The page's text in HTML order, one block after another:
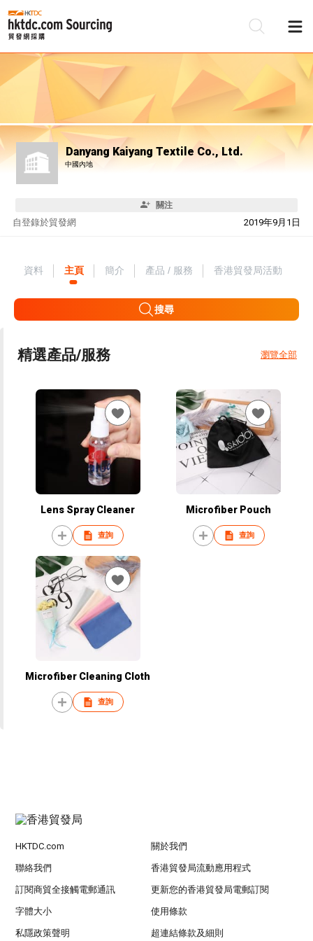
Danyang Kaiyang Textile Co., Ltd.
中國內地
關注
自 2019年9月1日
登錄於貿發網
資料 主頁 簡介 產品 / 服務 香港貿發局活動
搜尋
精選產品/服務 瀏覽全部
Lens Spray Cleaner
查詢
Microfiber Pouch
查詢
Microfiber Cleaning Cloth
查詢
HKTDC.com 關於我們
聯絡我們 香港貿發局流動應用程式
訂閱商貿全接觸電郵通訊 更新您的香港貿發局電郵訂閱
字體大小 使用條款
私隱政策聲明 超連結條款及細則